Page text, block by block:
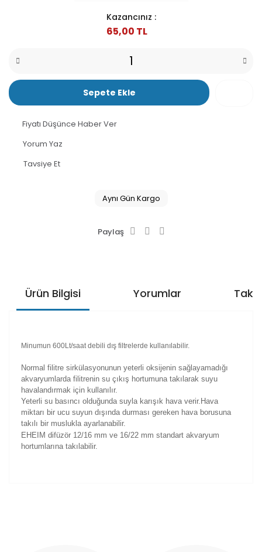
Kazancınız :
65,00 TL
Sepete Ekle
Fiyatı Düşünce Haber Ver
Yorum Yaz
Tavsiye Et
Aynı Gün Kargo
Paylaş
Ürün Bilgisi Yorumlar
Minumun 600Lt/saat debili dış filtrelerde kullanılabilir.
Normal filitre sirkülasyonunun yeterli oksijenin sağlayamadığı
akvaryumlarda filitrenin su çıkış hortumuna takılarak suyu
havalandırmak için kullanılır.
Yeterli su basıncı olduğunda suyla karışık hava verir.Hava
miktarı bir ucu suyun dışında durması gereken hava borusuna
takılı bir muslukla ayarlanabilir.
EHEIM difüzör 12/16 mm ve 16/22 mm standart akvaryum
hortumlarına takılabilir.